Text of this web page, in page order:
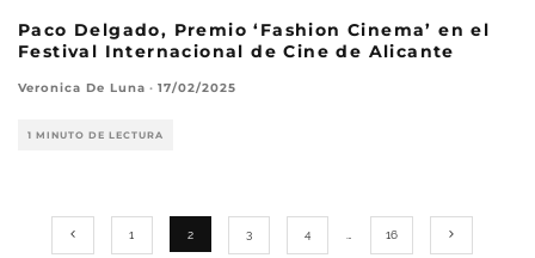
Paco Delgado, Premio ‘Fashion Cinema’ en el
Festival Internacional de Cine de Alicante
Veronica De Luna · 17/02/2025
1 MINUTO DE LECTURA
1 2 3 4 … 16